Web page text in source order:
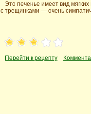
Это печенье имеет вид
с трещинками — очень
Перейти к рецепту